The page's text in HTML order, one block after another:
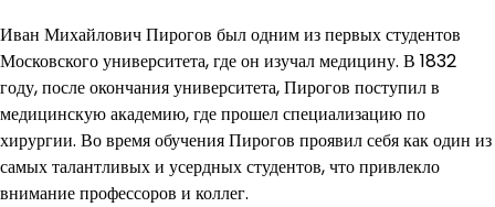
Иван Михайлович Пирогов был одним из первых студентов
Московского университета, где он изучал медицину. В 1832
году, после окончания университета, Пирогов поступил в
медицинскую академию, где прошел специализацию по
хирургии. Во время обучения Пирогов проявил себя как один из
самых талантливых и усердных студентов, что привлекло
внимание профессоров и коллег.